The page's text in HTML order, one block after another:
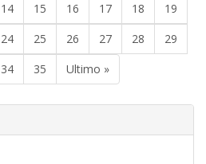
14 15 16 17 18
19
24 25 26 27 28
29
34 35 Ultimo »